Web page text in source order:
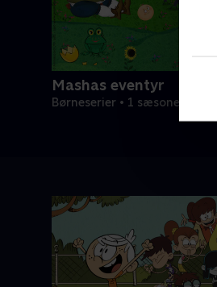
Mashas eventyr
Børneserier • 1 sæsoner